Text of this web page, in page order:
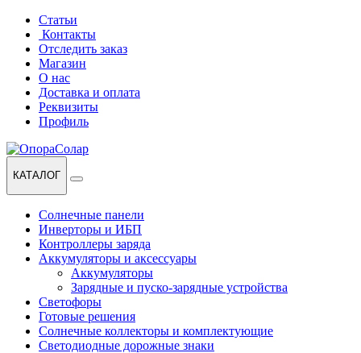
Перейти
навигации
Перейти
содержанию
Статьи
Контакты
Отследить заказ
Магазин
О нас
Доставка и оплата
Реквизиты
Профиль
КАТАЛОГ
Солнечные панели
Инверторы и ИБП
Контроллеры заряда
Аккумуляторы и аксессуары
Аккумуляторы
Зарядные и пуско-зарядные устройства
Светофоры
Готовые решения
Солнечные коллекторы и комплектующие
Светодиодные дорожные знаки